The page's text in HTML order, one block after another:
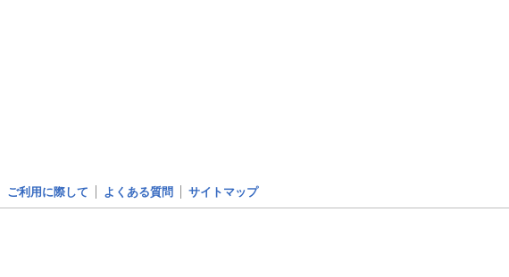
ご利用に際して よくある質問 サイトマップ